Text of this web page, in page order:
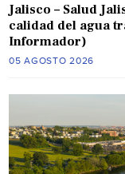
Jalisco – Salud
calidad del agua
Informador)
05 AGOSTO 2026